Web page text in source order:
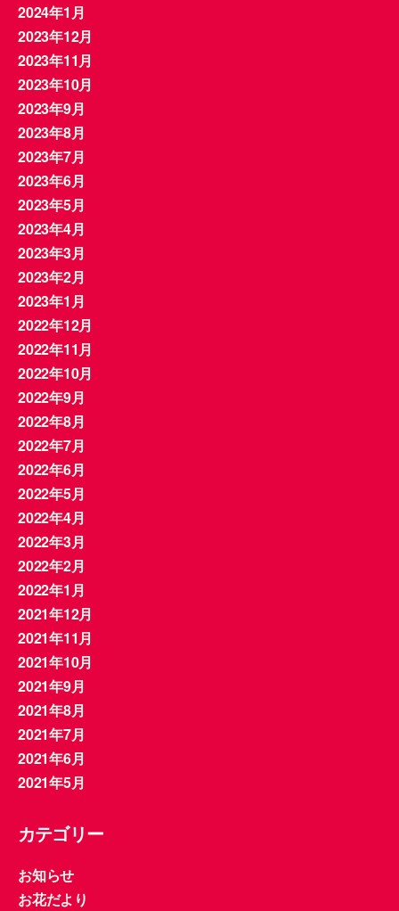
2024年1月
2023年12月
2023年11月
2023年10月
2023年9月
2023年8月
2023年7月
2023年6月
2023年5月
2023年4月
2023年3月
2023年2月
2023年1月
2022年12月
2022年11月
2022年10月
2022年9月
2022年8月
2022年7月
2022年6月
2022年5月
2022年4月
2022年3月
2022年2月
2022年1月
2021年12月
2021年11月
2021年10月
2021年9月
2021年8月
2021年7月
2021年6月
2021年5月
カテゴリー
お知らせ
お花だより